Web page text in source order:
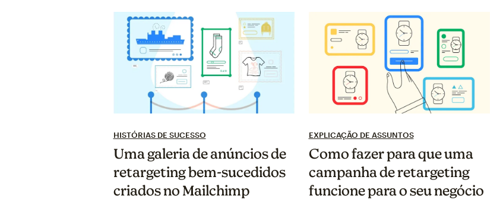
HISTÓRIAS DE SUCESSO
Uma galeria de anúncios de
retargeting bem-sucedidos
criados no Mailchimp
EXPLICAÇÃO DE ASSUNTOS
Como fazer para que uma
campanha de retargeting
funcione para o seu negócio